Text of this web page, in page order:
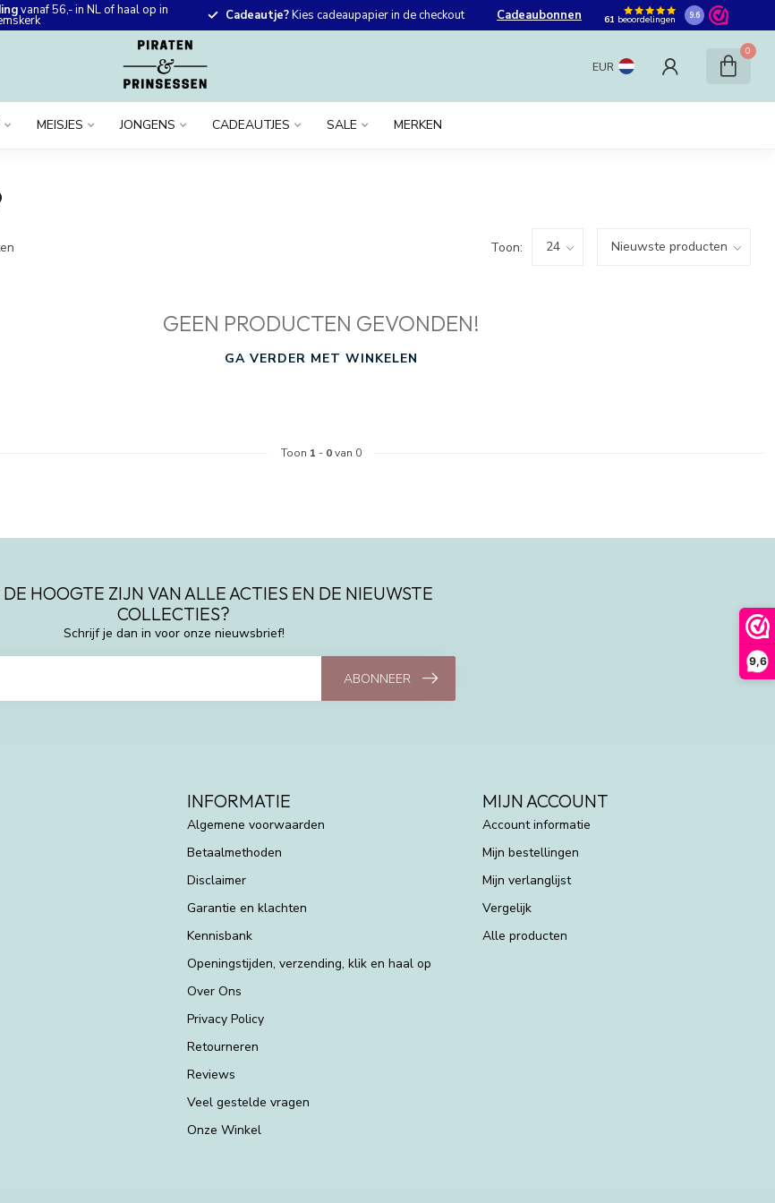
9,6
vanaf 56,- in NL of haal op in Cadeautje?Kies cadeaupapier in de checkout Cadeaubonnen 61 beoordelingen 9.6
EUR
0
MEISJES JONGENS CADEAUTJES SALE MERKEN
Toon:
GEEN PRODUCTEN GEVONDEN!
GA VERDER MET WINKELEN
Toon 1 - 0van 0
HOOGTE ZIJN VAN ALLE ACTIES EN DE NIEUWSTE
COLLECTIES?
Schrijf je dan in voor onze nieuwsbrief!
ABONNEER
INFORMATIE
Algemene voorwaarden
Betaalmethoden
Disclaimer
Garantie en klachten
Kennisbank
Openingstijden, verzending, klik en haal op
Over Ons
Privacy Policy
Retourneren
Reviews
Veel gestelde vragen
Onze Winkel
MIJN ACCOUNT
Account informatie
Mijn bestellingen
Mijn verlanglijst
Vergelijk
Alle producten